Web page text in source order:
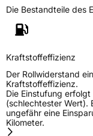
EisgripNein
EPREL ID410838
Allgemeine
Die Bestandteile des
Kraftstoffeffizienz
Der Rollwiderstand
Kraftstoffeffizienz.
Die Einstufung
(schlechtester Wert).
ungefähr eine
Kilometer.